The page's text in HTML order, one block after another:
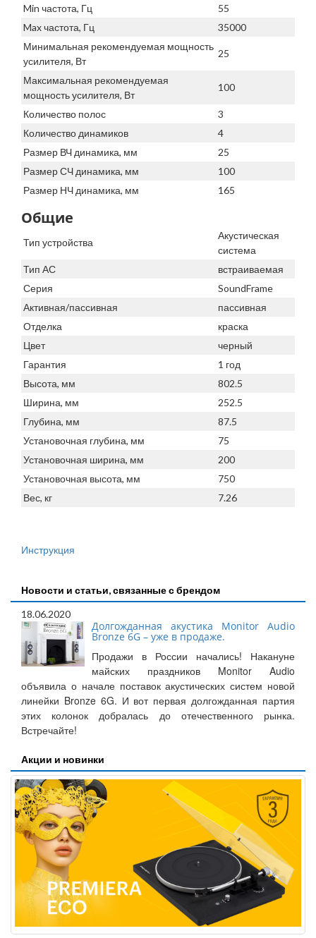
Min частота, Гц
55
Max частота, Гц
35000
Минимальная рекомендуемая мощность
усилителя, Вт
25
Максимальная рекомендуемая
мощность усилителя, Вт
100
Количество полос
3
Количество динамиков
4
Размер ВЧ динамика, мм
25
Размер СЧ динамика, мм
100
Размер НЧ динамика, мм
165
Общие
Тип устройства
Акустическая
система
Тип АС
встраиваемая
Серия
SoundFrame
Активная/пассивная
пассивная
Отделка
краска
Цвет
черный
Гарантия
1 год
Высота, мм
802.5
Ширина, мм
252.5
Глубина, мм
87.5
Установочная глубина, мм
75
Установочная ширина, мм
200
Установочная высота, мм
750
Вес, кг
7.26
Инструкция
Новости и статьи, связанные с брендом
18.06.2020
Долгожданная акустика Monitor Audio
Bronze 6G – уже в продаже.
Продажи в России начались! Накануне
майских праздников Monitor Audio
объявила о начале поставок акустических систем новой
линейки Bronze 6G. И вот первая долгожданная партия
этих колонок добралась до отечественного рынка.
Встречайте!
Акции и новинки